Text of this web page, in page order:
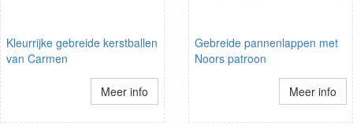
Kleurrijke gebreide kerstballen
van Carmen
Meer info
Gebreide pannenlappen met
Noors patroon
Meer info